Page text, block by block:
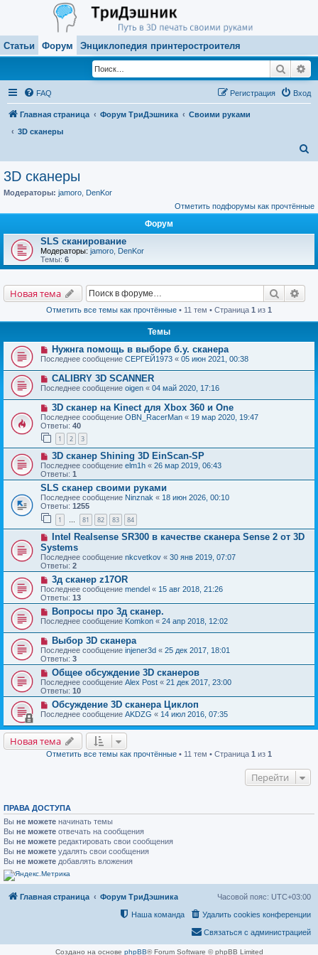
Статьи Форум Энциклопедия принтеростроителя
Поиск
FAQ Вход
Регистрация
Главная страница Форум ТриДэшника
Своими руками
3D сканеры
к
3D сканеры
Модераторы: jamoro DenKor
Отметить подфорумы как прочтённые
Форум
SLS сканирование
Модераторы: jamoro DenKor
Темы: 6
Новая тема Поиск
Отметить все темы как прочтённые • 11 тем • Страница 1 из 1
Темы
Нужнга помощь в выборе б.у. сканера
Последнее сообщение СЕРГЕЙ1973 « 05 июн 2021, 00:38
CALIBRY 3D SCANNER
Последнее сообщение oigen « 04 май 2020, 17:16
3D сканер на Kinect для Xbox 360 и One
Последнее сообщение OBN_RacerMan « 19 мар 2020, 19:47
Ответы: 40
1 2 3
3D сканер Shining 3D EinScan-SP
Последнее сообщение elm1h « 26 мар 2019, 06:43
Ответы: 1
SLS сканер своими руками
Последнее сообщение Ninznak « 18 июн 2026, 00:10
Ответы: 1255
1 … 81 82 83 84
Intel Realsense SR300 в качестве сканера Sense 2 от 3D
Systems
Последнее сообщение nkcvetkov « 30 янв 2019, 07:07
Ответы: 2
3д сканер z17OR
Последнее сообщение mendel « 15 авг 2018, 21:26
Ответы: 13
Вопросы про 3д сканер.
Последнее сообщение Komkon « 24 апр 2018, 12:02
Выбор 3D сканера
Последнее сообщение injener3d « 25 дек 2017, 18:01
Ответы: 3
Общее обсуждение 3D сканеров
Последнее сообщение Alex Post « 21 дек 2017, 23:00
Ответы: 10
Обсуждение 3D сканера Циклоп
Последнее сообщение AKDZG « 14 июл 2016, 07:35
Новая тема
Отметить все темы как прочтённые • 11 тем • Страница 1 из 1
Перейти
ПРАВА ДОСТУПА
Вы не можете начинать темы
Вы не можете отвечать на сообщения
Вы не можете редактировать свои сообщения
Вы не можете удалять свои сообщения
Вы не можете добавлять вложения
Главная страница Форум ТриДэшника Часовой пояс: UTC+03:00
Удалить cookies конференции
Наша команда
Связаться с администрацией
Создано на основе phpBB® Forum Software © phpBB Limited